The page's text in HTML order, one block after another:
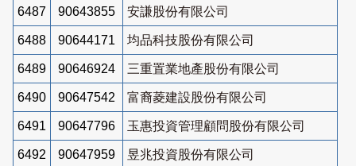
6487 90643855 安謙股份有限公司
6488 90644171 均品科技股份有限公司
6489 90646924 三重置業地產股份有限公司
6490 90647542 富裔菱建設股份有限公司
6491 90647796 玉惠投資管理顧問股份有限公司
6492 90647959 昱兆投資股份有限公司